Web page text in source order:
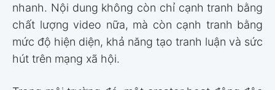
nhanh. Nội dung không còn chỉ cạnh tranh bằng
chất lượng video nữa, mà còn cạnh tranh bằng
mức độ hiện diện, khả năng tạo tranh luận và sức
hút trên mạng xã hội.